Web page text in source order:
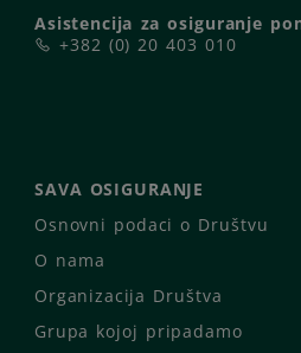
Asistencija za osiguranje
+382 (0) 20 403 010
SAVA OSIGURANJE
Osnovni podaci o Društvu
O nama
Organizacija Društva
Grupa kojoj pripadamo